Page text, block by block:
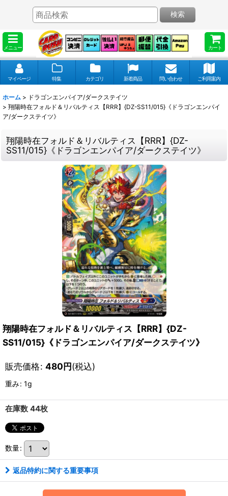
メニュー カート
検索
マイページ 特集 カテゴリ 新着商品 問い合わせ ご利用案内
ホーム > ドラゴンエンパイア/ダークステイツ
> 翔陽時在フォルド＆リバルティス【RRR】{DZ-SS11/015}《ドラゴンエンパイ
ア/ダークステイツ》
翔陽時在フォルド＆リバルティス【RRR】{DZ-
SS11/015}《ドラゴンエンパイア/ダークステイツ》
翔陽時在フォルド＆リバルティス【RRR】{DZ-
SS11/015}《ドラゴンエンパイア/ダークステイツ》
販売価格: 480円(税込)
重み: 1g
在庫数 44枚
数量:
返品特約に関する重要事項